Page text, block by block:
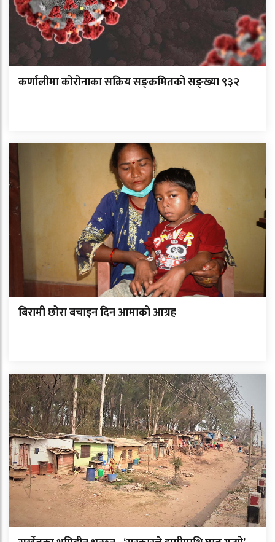
कर्णालीमा कोरोनाका सक्रिय सङ्क्रमितको सङ्ख्या ९३२
बिरामी छोरा बचाइन दिन आमाको आग्रह